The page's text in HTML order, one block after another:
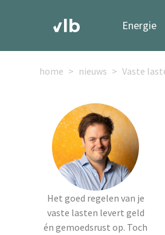
Energie
home nieuws Vaste
Het goed regelen van je
vaste lasten levert geld
én gemoedsrust op. Toch